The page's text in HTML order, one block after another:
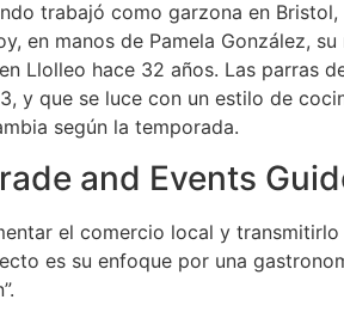
trabajó como garzona en Bristol,
en manos de Pamela González,
Llolleo hace 32 años. Las parras
y que se luce con un estilo de
según la temporada.
and Events
el comercio local y transmitirlo
es su enfoque por una